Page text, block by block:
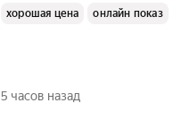
хорошая цена онлайн показ
5 часов назад